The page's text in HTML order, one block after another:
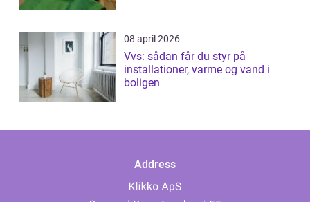
08 april 2026
Vvs: sådan får du styr på
installationer, varme og vand i
boligen
Address